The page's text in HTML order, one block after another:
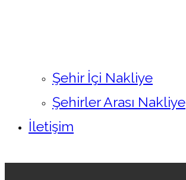
Şehir İçi Nakliye
Şehirler Arası Nakliye
İletişim